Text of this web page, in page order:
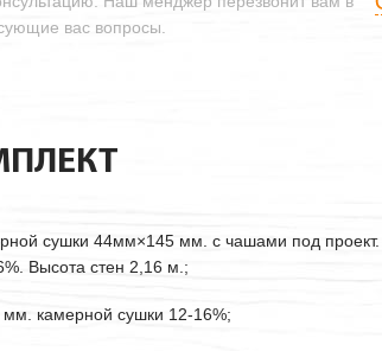
вас вопросы.
сушки 44мм×145 мм. с чашами под
Высота стен 2,16 м.;
мм. камерной сушки 12-16%;